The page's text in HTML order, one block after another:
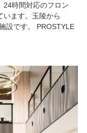
24時間対応のフロン
います。玉陵から
設です。 PROSTYLE